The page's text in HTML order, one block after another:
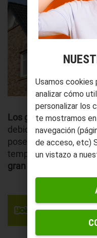
Los gastos de
debido a la calidad
poseen propiedades
temperatura o el
gran medida nuestro
Usamos cookies
analizar cómo
personalizar los
te mostramos
navegación
de acceso, etc)
un vistazo a